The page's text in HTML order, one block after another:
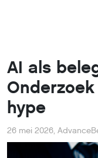
AI als
hype
26 mei 2026,